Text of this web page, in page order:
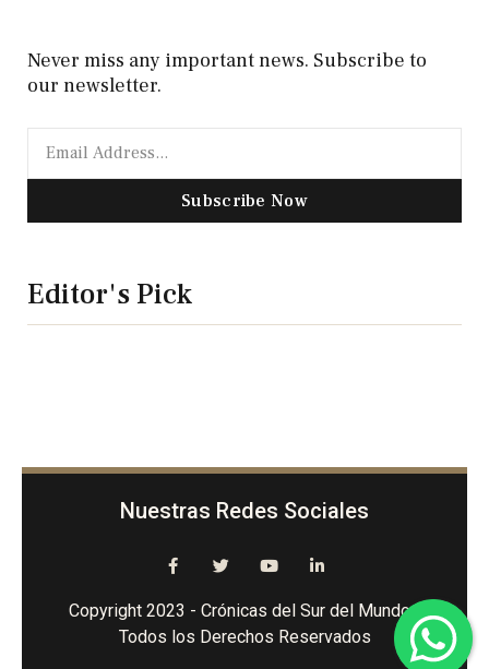
Never miss any important news. Subscribe to
our newsletter.
Subscribe Now
Editor's Pick
Nuestras Redes Sociales
Copyright 2023 - Crónicas del Sur del Mundo -
Todos los Derechos Reservados